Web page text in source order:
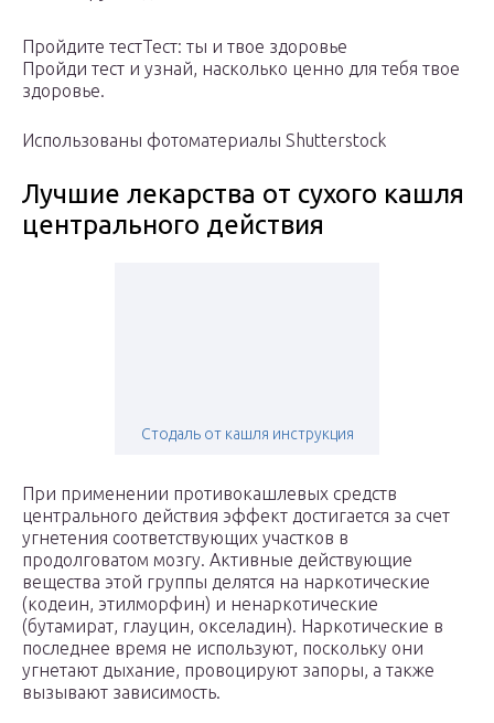
Пройдите тестТест: ты и твое здоровье
Пройди тест и узнай, насколько ценно для тебя твое
здоровье.
Использованы фотоматериалы Shutterstock
Лучшие лекарства от сухого кашля
центрального действия
Стодаль от кашля инструкция
При применении противокашлевых средств
центрального действия эффект достигается за счет
угнетения соответствующих участков в
продолговатом мозгу. Активные действующие
вещества этой группы делятся на наркотические
(кодеин, этилморфин) и ненаркотические
(бутамират, глауцин, окселадин). Наркотические в
последнее время не используют, поскольку они
угнетают дыхание, провоцируют запоры, а также
вызывают зависимость.